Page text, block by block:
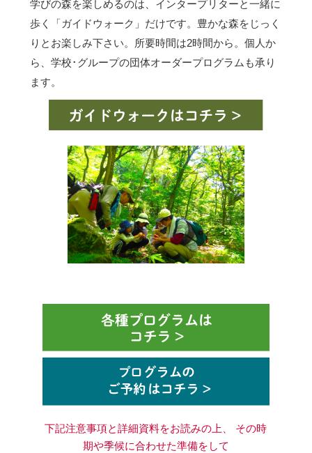
学びの森を楽しめるのは、インタープリターと一緒に
歩く「ガイドウォーク」だけです。豊かな森をじっく
りとお楽しみ下さい。所要時間は2時間から。個人か
ら、学校･グループの団体オーダープログラムも承り
ます。
下記注意事項と詳細資料をお読みの上、 その時
期や季候に合わせた準備をして